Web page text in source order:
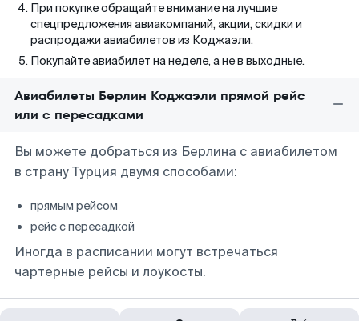
При покупке обращайте внимание на лучшие
спецпредложения авиакомпаний, акции, скидки и
распродажи авиабилетов из Коджаэли.
Покупайте авиабилет на неделе, а не в выходные.
Авиабилеты Берлин Коджаэли прямой рейс
или с пересадками
Вы можете добраться из Берлина с авиабилетом
в страну Турция двумя способами:
прямым рейсом
рейс с пересадкой
Иногда в расписании могут встречаться
чартерные рейсы и лоукосты.